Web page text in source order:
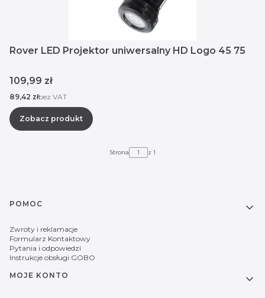
Rover LED Projektor uniwersalny HD Logo 45 75
Cena
109,99 zł
Cena
89,42 złbez VAT
Zobacz produkt
Strona z 1
Linki w stopce
POMOC
Zwroty i reklamacje
Formularz Kontaktowy
Pytania i odpowiedzi
Instrukcje obsługi GOBO
MOJE KONTO